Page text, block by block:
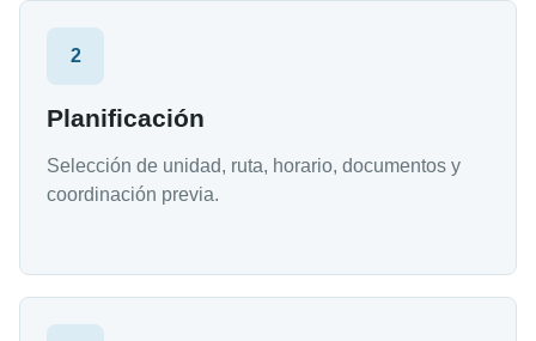
2
Planificación
Selección de unidad, ruta, horario, documentos y
coordinación previa.